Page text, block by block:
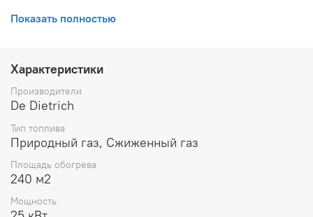
Основные преимущества газовых котлов ZENA PLUS
позволяет подобрать максимально подходящий
Компактные размеры дают возможность
монтировать котлы даже в самых небольших
котельных.
Котел поставляется полностью в сборе, что
монтажа.
Функциональная панель управления с системой
диагностики с отображением кодов ошибок и
списком последних ошибок.
Показать полностью
Характеристики
Производители
De Dietrich
Тип топлива
Природный газ, Сжиженный газ
Площадь обогрева
240 м2
Мощность